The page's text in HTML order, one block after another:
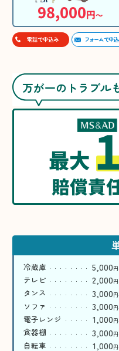
98,000円〜
電話で申込み フォームで申
万が一のトラブル
最大
賠償責
冷蔵庫 5,000円
テレビ 2,000円
タンス 3,000円
ソファ 3,000円
電子レンジ 1,000円
食器棚 3,000円
自転車 1,000円